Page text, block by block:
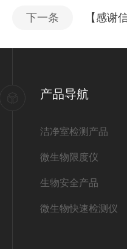
下一条 【感谢
产品导航
洁净室检测产品
微生物限度仪
生物安全产品
微生物快速检测仪